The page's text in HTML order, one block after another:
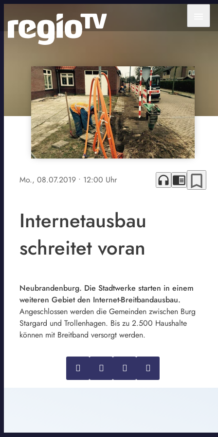
Mo., 08.07.2019 • 12:00 Uhr headphones chrome_reader_mode bookmark_border
Internetausbau
schreitet voran
Neubrandenburg. Die Stadtwerke starten in einem
weiteren Gebiet den Internet-Breitbandausbau.
Angeschlossen werden die Gemeinden zwischen Burg
Stargard und Trollenhagen. Bis zu 2.500 Haushalte
können mit Breitband versorgt werden.